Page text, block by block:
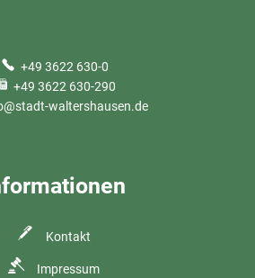
+49 3622 630-0
+49 3622 630-290
waltershausen.de
Kontakt
Impressum